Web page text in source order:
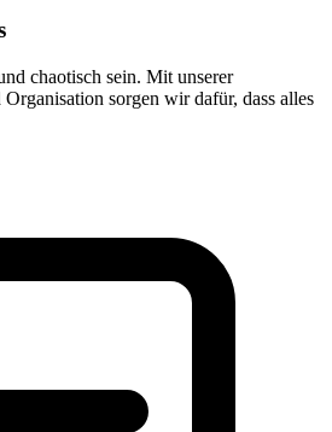
chaotisch sein. Mit unserer
sorgen wir dafür, dass alles